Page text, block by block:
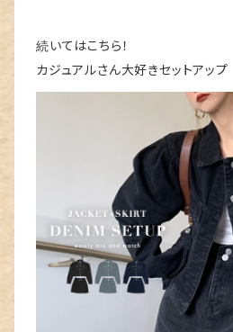
続いてはこちら！
カジュアルさん大好きセットアップ